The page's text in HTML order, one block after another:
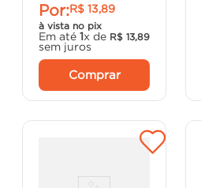
Por:R$ 13,89
à vista no pix
Em até 1x de R$ 13,89
sem juros
Comprar